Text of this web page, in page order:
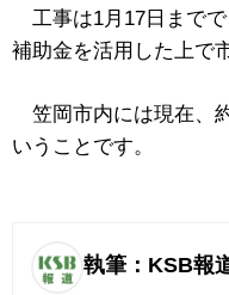
工事は1月17日まで
補助金を活用した上で
笠岡市内には現在、
いうことです。
執筆：KSB報